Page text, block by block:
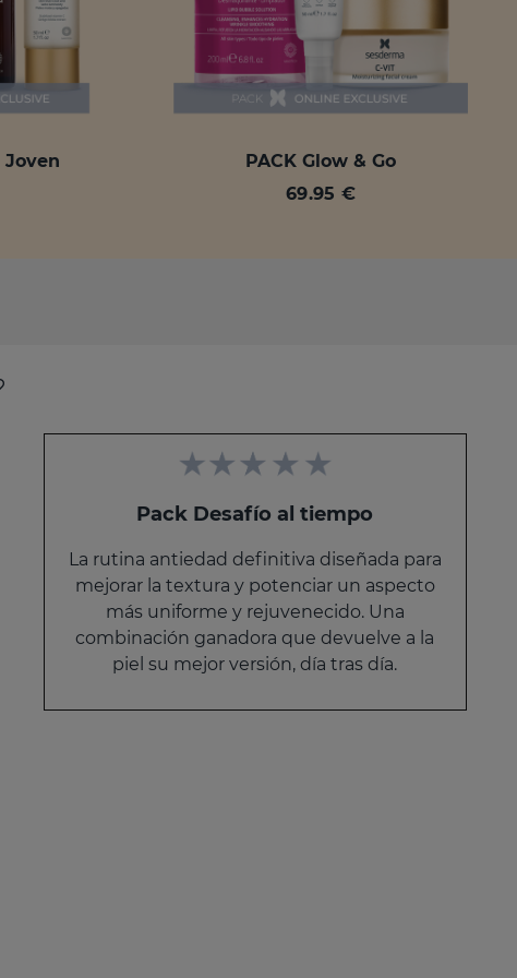
Joven
PACK Glow & Go
69.95 €
Pack Desafío al tiempo
La rutina antiedad definitiva diseñada para
mejorar la textura y potenciar un aspecto
más uniforme y rejuvenecido. Una
combinación ganadora que devuelve a la
piel su mejor versión, día tras día.